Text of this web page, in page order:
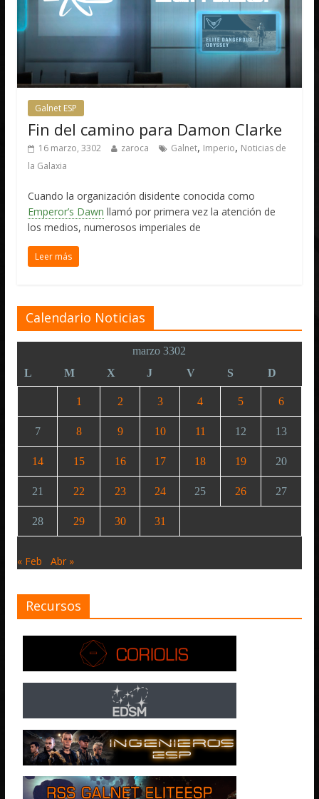
Galnet ESP
Fin del camino para Damon Clarke
16 marzo, 3302 zaroca Galnet, Imperio, Noticias de
la Galaxia
Cuando la organización disidente conocida como
Emperor’s Dawn llamó por primera vez la atención de
los medios, numerosos imperiales de
Leer más
Calendario Noticias
marzo 3302
L
M X J V S D
1 2 3 4 5 6
7 8 9 10 11 12 13
14 15 16 17 18 19 20
21 22 23 24 25 26 27
28 29 30 31
« Feb Abr »
Recursos